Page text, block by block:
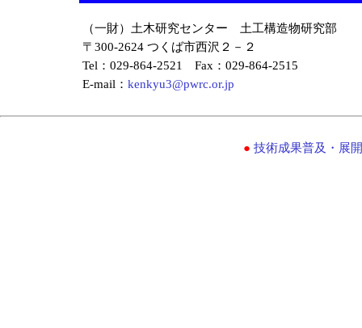
（一財）土木研究センター 土工構造物研究部
〒300-2624 つくば市西沢２－２
Tel：029-864-2521 Fax：029-864-2515
E-mail： kenkyu3@pwrc.or.jp
● 技術成果普及・展